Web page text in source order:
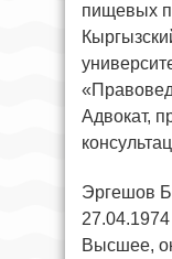
пищевых
Адвокат,
Эргешов
27.04.1974
Высшее,